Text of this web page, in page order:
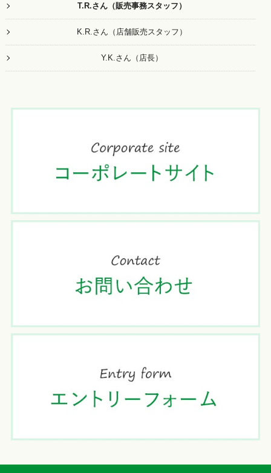
T.R.さん（販売事務スタッフ）
K.R.さん（店舗販売スタッフ）
Y.K.さん（店長）